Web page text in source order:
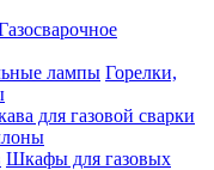
Горелки,
для газовой сварки
Шкафы для газовых